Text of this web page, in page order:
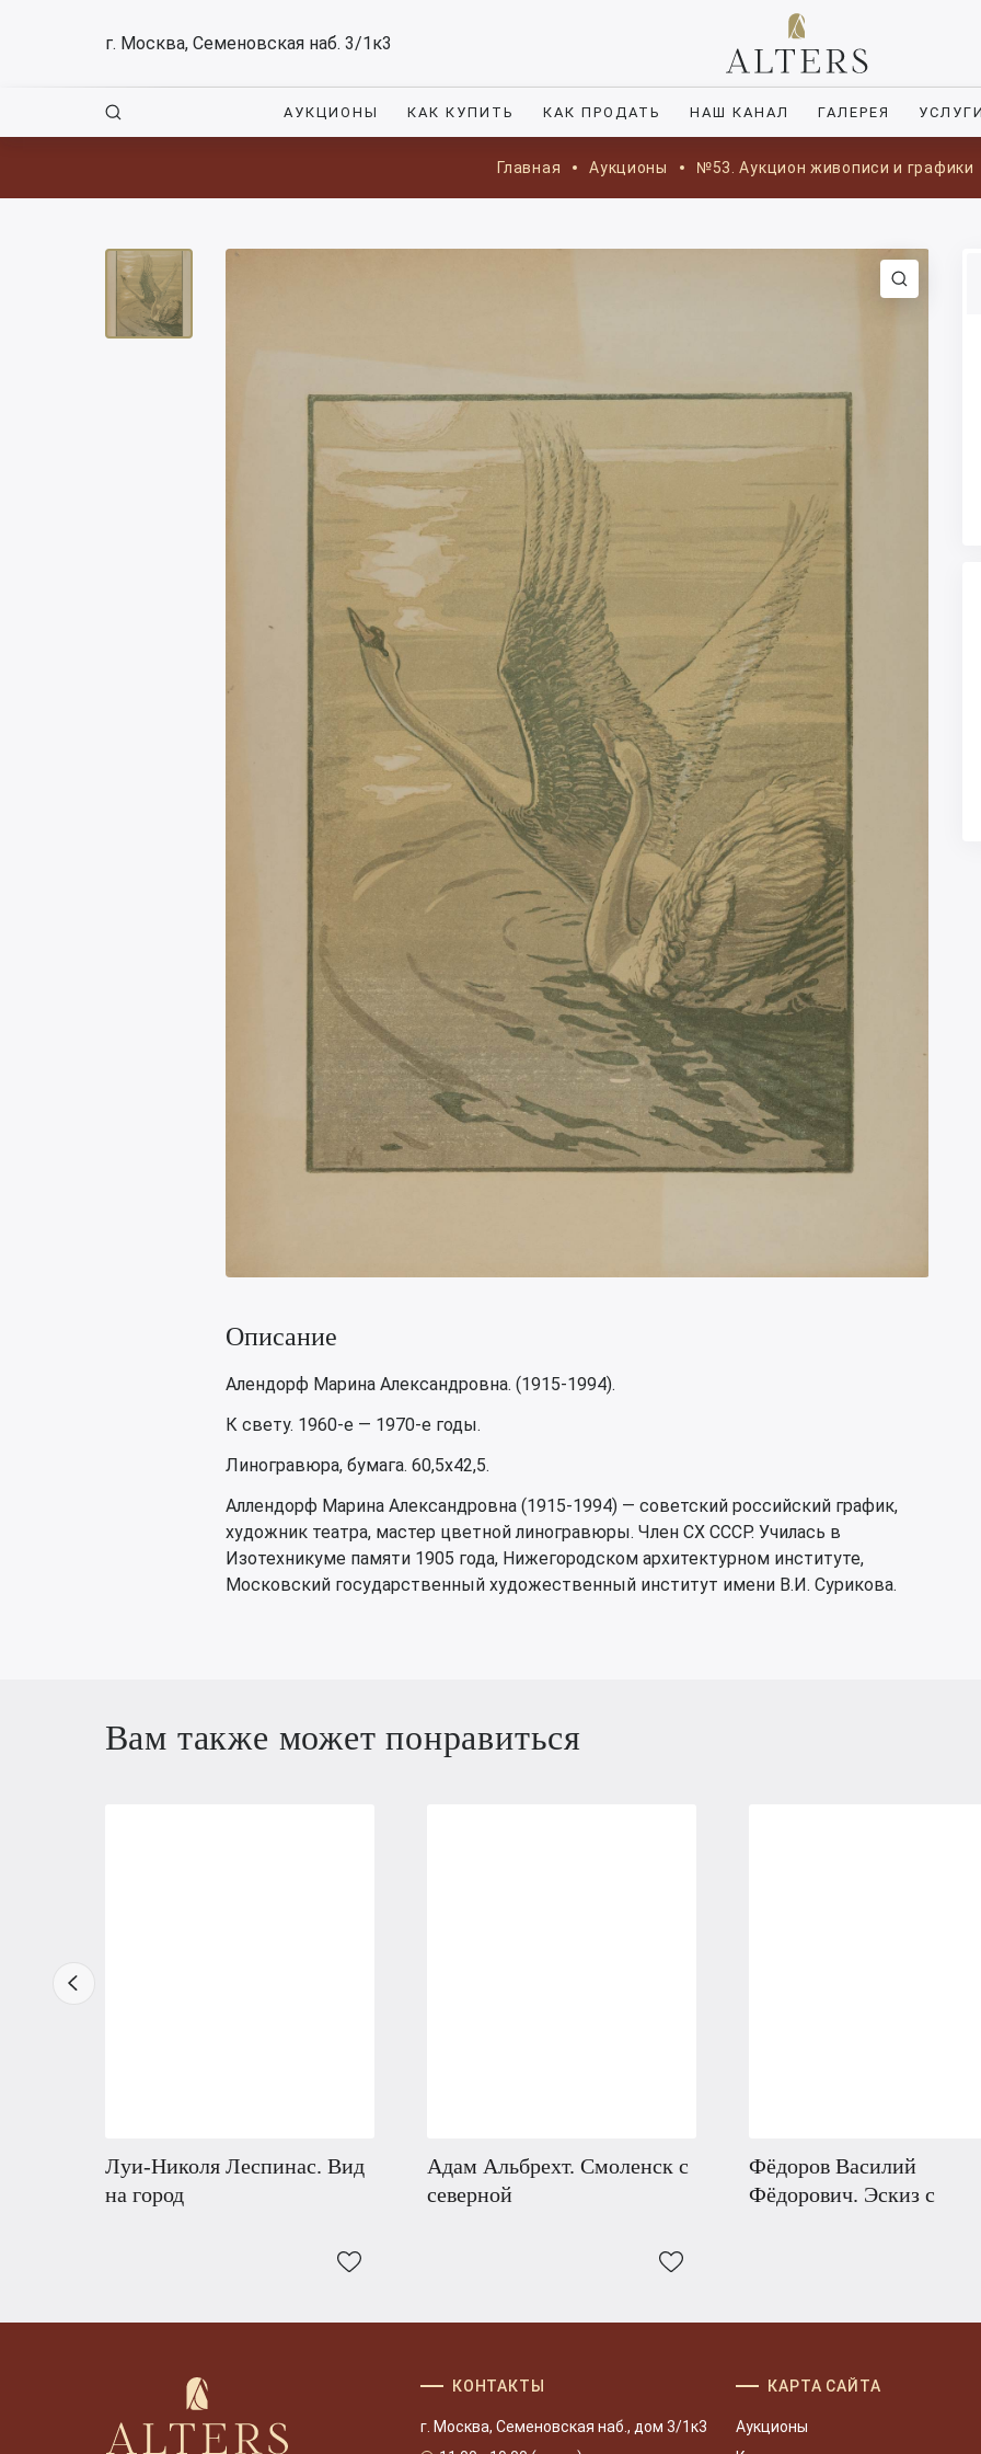
г. Москва, Семеновская наб. 3/1к3
АУКЦИОНЫ КАК КУПИТЬ КАК ПРОДАТЬ НАШ КАНАЛ ГАЛЕРЕЯ
Главная Аукционы №53. Аукцион живописи и графики
Описание
Алендорф Марина Александровна. (1915-1994).
К свету. 1960-е — 1970-е годы.
Линогравюра, бумага. 60,5х42,5.
Аллендорф Марина Александровна (1915-1994) — советский российский график,
художник театра, мастер цветной линогравюры. Член СХ СССР. Училась в
Изотехникуме памяти 1905 года, Нижегородском архитектурном институте,
Московский государственный художественный институт имени В.И. Сурикова.
Вам также может понравиться
Луи-Николя Леспинас. Вид
на город
Адам Альбрехт. Смоленск c
северной
Фёдоров Василий
Фёдорович. Эскиз с
КОНТАКТЫ
г. Москва, Семеновская наб., дом 3/1к3
КАРТА САЙТА
Аукционы